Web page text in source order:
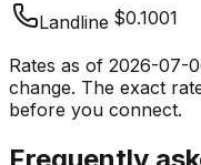
Landline $0.1001
Rates as of 2026-07-
change. The exact
before you connect.